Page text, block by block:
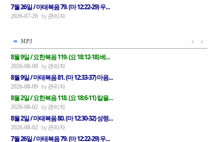
7월 26일 / 마태복음 79. (마 12:22-29) 우...
2026-07-26 관리자
MP3
8월 9일 / 요한복음 119. (요 18:12-18) 베...
2026-08-09 관리자
8월 9일 / 마태복음 81. (마 12:33-37) 마음...
2026-08-09 관리자
8월 2일 / 요한복음 118. (요 18:6-11) 칼을...
2026-08-02 관리자
8월 2일 / 마태복음 80. (마 12:30-32) 성령...
2026-08-02 관리자
7월 26일 / 마태복음 79. (마 12:22-29) 우...